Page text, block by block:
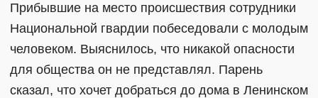
Прибывшие на место происшествия сотрудники
Национальной гвардии побеседовали с молодым
человеком. Выяснилось, что никакой опасности
для общества он не представлял. Парень
сказал, что хочет добраться до дома в Ленинском